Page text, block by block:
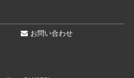
お問い合わせ